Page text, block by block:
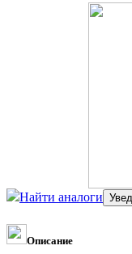
Найти аналоги
Описание